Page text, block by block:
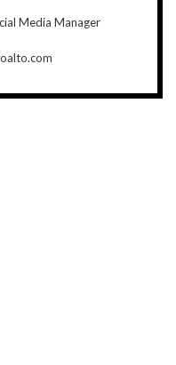
Media Manager